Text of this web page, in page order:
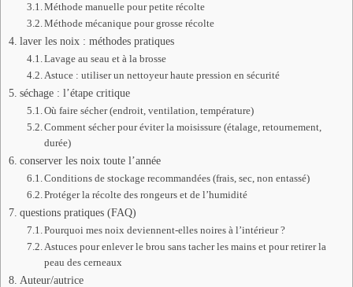
Méthode manuelle pour petite récolte
Méthode mécanique pour grosse récolte
laver les noix : méthodes pratiques
Lavage au seau et à la brosse
Astuce : utiliser un nettoyeur haute pression en sécurité
séchage : l’étape critique
Où faire sécher (endroit, ventilation, température)
Comment sécher pour éviter la moisissure (étalage, retournement,
durée)
conserver les noix toute l’année
Conditions de stockage recommandées (frais, sec, non entassé)
Protéger la récolte des rongeurs et de l’humidité
questions pratiques (FAQ)
Pourquoi mes noix deviennent-elles noires à l’intérieur ?
Astuces pour enlever le brou sans tacher les mains et pour retirer la
peau des cerneaux
Auteur/autrice